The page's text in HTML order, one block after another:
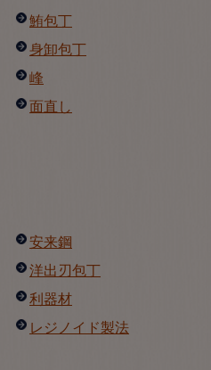
鮪包丁
身卸包丁
峰
面直し
安来鋼
洋出刃包丁
利器材
レジノイド製法